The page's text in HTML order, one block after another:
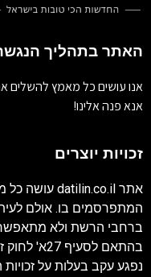
האתר בתהליך
אנו עושים כל מאמץ להשלים
אנא פנה אלינו!
זכויות יוצרים
אתר datilin.co.il עושה כל
המתפרסמים בו. אולם
ברחבי הרשת ולא
בהתאם
נפגע עקב בעלות על זכויות